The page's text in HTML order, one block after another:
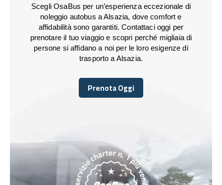
Scegli OsaBus per un’esperienza eccezionale di
noleggio autobus a Alsazia, dove comfort e
affidabilità sono garantiti. Contattaci oggi per
prenotare il tuo viaggio e scopri perché migliaia di
persone si affidano a noi per le loro esigenze di
trasporto a Alsazia.
Prenota Oggi
Prenota Oggi